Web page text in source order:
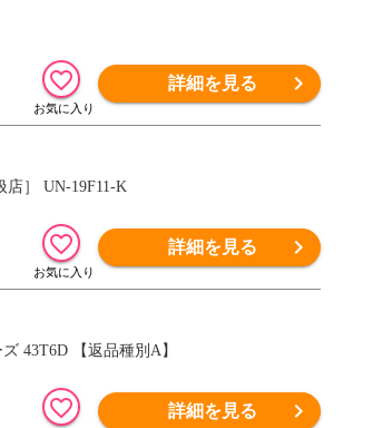
詳細を見る
店］ UN-19F11-K
詳細を見る
43T6D 【返品種別A】
詳細を見る